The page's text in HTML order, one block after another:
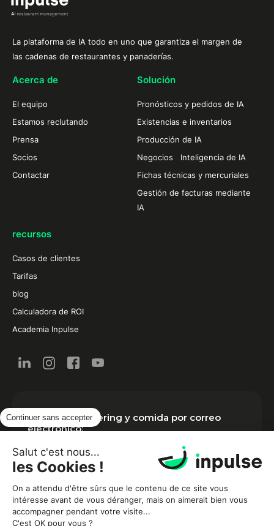
Continuer sans accepter
Salut c'est nous...
les Cookies !
On a attendu d'être sûrs que le contenu de ce site vous
intéresse avant de vous déranger, mais on aimerait bien vous
accompagner pendant votre visite...
C'est OK pour vous ?
La plataforma de IA todo en uno que garantiza el margen de
las cadenas de restaurantes y panaderías.
Acerca de
El equipo
Estamos reclutando
Prensa
Socios
Contactar
Solución
Pronósticos y pedidos de IA
Existencias e inventarios
Producción de IA
Negocios Inteligencia de IA
Fichas técnicas y mercuriales
Gestión de facturas mediante
IA
recursos
Casos de clientes
Tarifas
blog
Calculadora de ROI
Academia Inpulse
Noticias de catering y comida por correo
electrónico: